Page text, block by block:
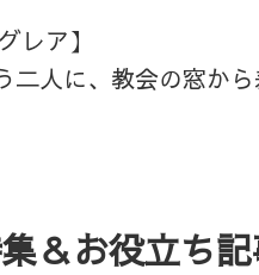
レア】
二人に、教会の窓か
＆お役立ち